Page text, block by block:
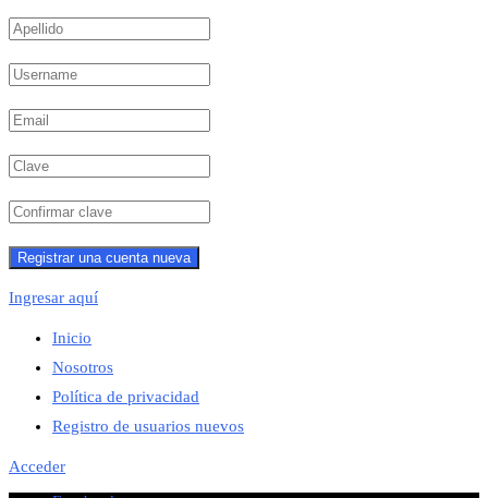
Ingresar aquí
Inicio
Nosotros
Política de privacidad
Registro de usuarios nuevos
Acceder